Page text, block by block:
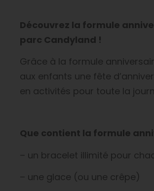
Découvrez la formule
parc Candyland !
Grâce à la formule
aux enfants une fête
en activités pour toute la
Que contient la formule
– un bracelet illimité pour
– une glace (ou une crêpe)